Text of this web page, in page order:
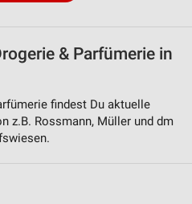
& Parfümerie in
findest Du aktuelle
z.B. Rossmann, Müller und dm